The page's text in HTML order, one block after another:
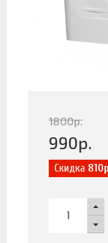
1800р.
990р.
Скидка